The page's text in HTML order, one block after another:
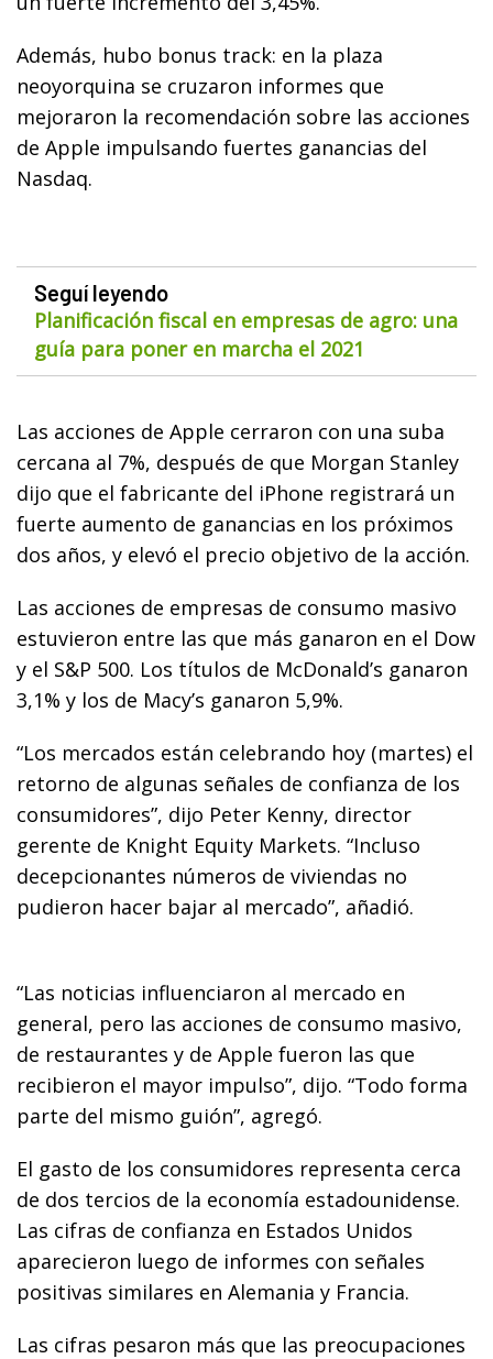
Además, hubo bonus track: en la plaza
neoyorquina se cruzaron informes que
mejoraron la recomendación sobre las acciones
de Apple impulsando fuertes ganancias del
Nasdaq.
Seguí leyendo
Planificación fiscal en empresas de agro: una
guía para poner en marcha el 2021
Las acciones de Apple cerraron con una suba
cercana al 7%, después de que Morgan Stanley
dijo que el fabricante del iPhone registrará un
fuerte aumento de ganancias en los próximos
dos años, y elevó el precio objetivo de la acción.
Las acciones de empresas de consumo masivo
estuvieron entre las que más ganaron en el Dow
y el S&P 500. Los títulos de McDonald’s ganaron
3,1% y los de Macy’s ganaron 5,9%.
“Los mercados están celebrando hoy (martes) el
retorno de algunas señales de confianza de los
consumidores”, dijo Peter Kenny, director
gerente de Knight Equity Markets. “Incluso
decepcionantes números de viviendas no
pudieron hacer bajar al mercado”, añadió.
“Las noticias influenciaron al mercado en
general, pero las acciones de consumo masivo,
de restaurantes y de Apple fueron las que
recibieron el mayor impulso”, dijo. “Todo forma
parte del mismo guión”, agregó.
El gasto de los consumidores representa cerca
de dos tercios de la economía estadounidense.
Las cifras de confianza en Estados Unidos
aparecieron luego de informes con señales
positivas similares en Alemania y Francia.
Las cifras pesaron más que las preocupaciones